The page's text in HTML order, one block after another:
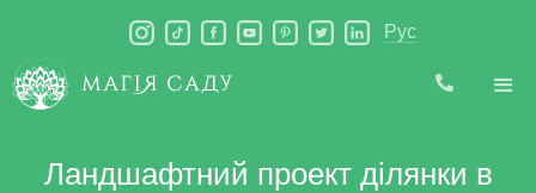
Рус
Ландшафтний проект ділянки в